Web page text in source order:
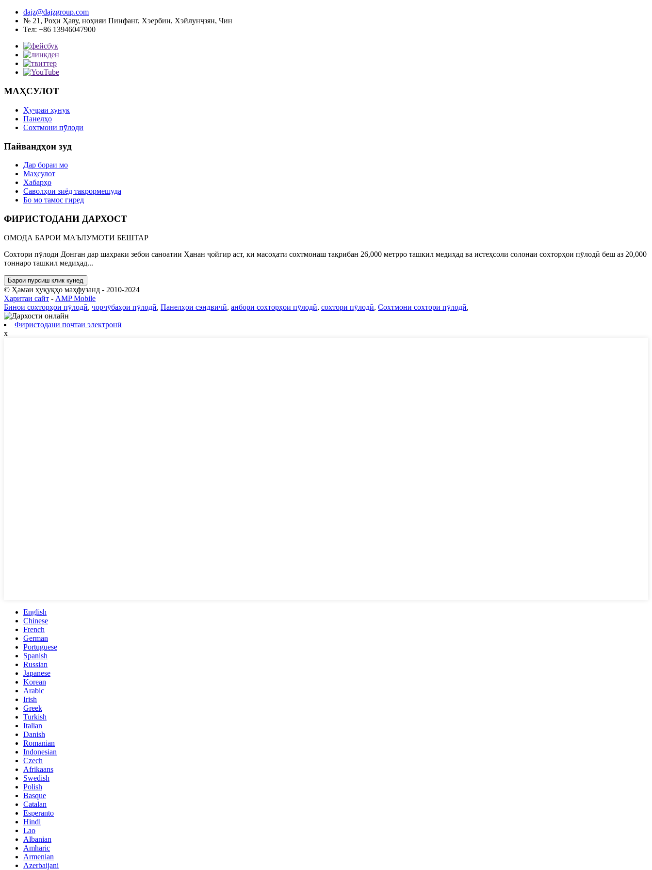
dajz@dajzgroup.com
№ 21, Роҳи Ҳаву, ноҳияи Пинфанг, Хэербин, Хэйлунҷзян, Чин
Тел: +86 13946047900
МАҲСУЛОТ
Ҳуҷраи хунук
Панелҳо
Сохтмони пӯлодӣ
Пайвандҳои зуд
Дар бораи мо
Маҳсулот
Хабарҳо
Саволҳои зиёд такрормешуда
Бо мо тамос гиред
ФИРИСТОДАНИ ДАРХОСТ
ОМОДА БАРОИ МАЪЛУМОТИ БЕШТАР
Сохтори пӯлоди Донган дар шаҳраки зебои саноатии Ҳанан ҷойгир аст, ки масоҳати сохтмонаш тақрибан 26,000 метрро ташкил медиҳад ва истеҳсоли солонаи сохторҳои пӯлодӣ беш аз 20,000
тоннаро ташкил медиҳад...
Барои пурсиш клик кунед
© Ҳамаи ҳуқуқҳо маҳфузанд - 2010-2024
Харитаи сайт - AMP Mobile
Бинои сохторҳои пӯлодӣ, чорчӯбаҳои пӯлодӣ, Панелҳои сэндвичӣ, анбори сохторҳои пӯлодӣ, сохтори пӯлодӣ, Сохтмони сохтори пӯлодӣ,
Фиристодани почтаи электронӣ
x
English
Chinese
French
German
Portuguese
Spanish
Russian
Japanese
Korean
Arabic
Irish
Greek
Turkish
Italian
Danish
Romanian
Indonesian
Czech
Afrikaans
Swedish
Polish
Basque
Catalan
Esperanto
Hindi
Lao
Albanian
Amharic
Armenian
Azerbaijani